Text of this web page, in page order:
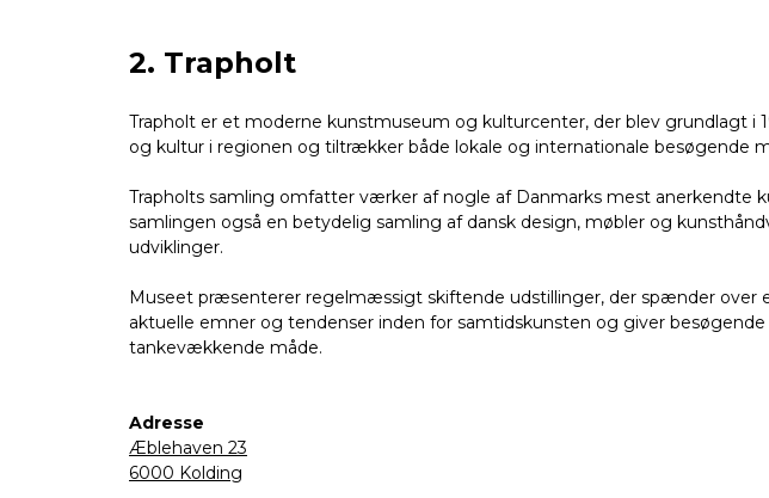
2. Trapholt
Trapholt er et moderne kunstmuseum og kulturcenter, der blev grundlagt
og kultur i regionen og tiltrækker både lokale og internationale besøgende
Trapholts samling omfatter værker af nogle af Danmarks mest anerkendte
samlingen også en betydelig samling af dansk design, møbler og
udviklinger.
Museet præsenterer regelmæssigt skiftende udstillinger, der spænder over
aktuelle emner og tendenser inden for samtidskunsten og giver
tankevækkende måde.
Adresse
Æblehaven 23
6000 Kolding